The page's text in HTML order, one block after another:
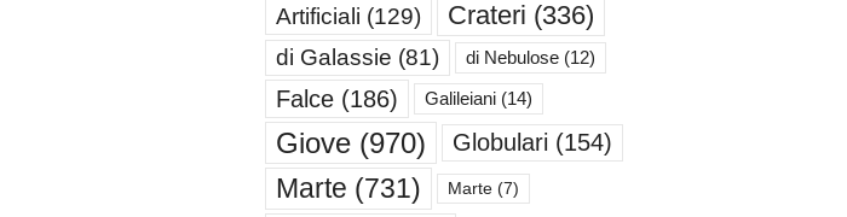
Artificiali (129) Crateri (336)
di Galassie (81) di Nebulose(12)
Falce(186) Galileiani(14)
Giove(970) Globulari (154)
Marte (731) Marte(7)